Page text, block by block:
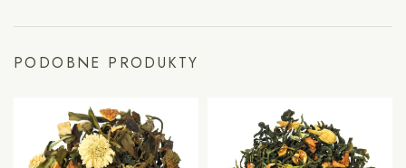
PODOBNE PRODUKTY